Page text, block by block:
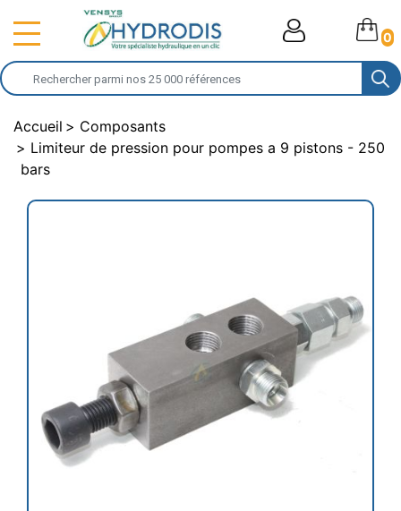
0
Accueil
Composants
Limiteur de pression pour pompes a 9 pistons - 250
bars